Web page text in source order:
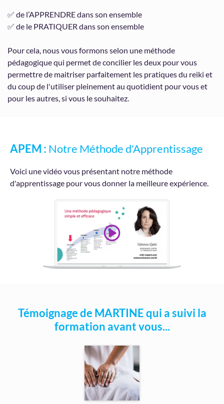
✅ de l’APPRENDRE dans son ensemble
✅ de le PRATIQUER dans son ensemble
Pour cela, nous vous formons selon une méthode
pédagogique qui permet de concilier les deux pour vous
permettre de maitriser parfaitement les pratiques du reiki et
du coup de l'utiliser pleinement au quotidient pour vous et
pour les autres, si vous le souhaitez.
APEM : Notre Méthode d'Apprentissage
Voici une vidéo vous présentant notre méthode
d'apprentissage pour vous donner la meilleure expérience.
Témoignage de MARTINE qui a suivi la
formation avant vous...